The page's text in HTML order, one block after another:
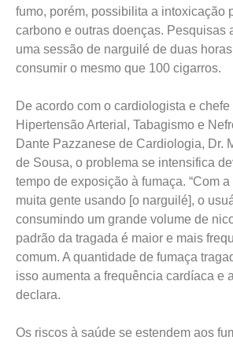
fumo, porém, possibilita a intoxicação
carbono e outras doenças. Pesquisas
uma sessão de narguilé de duas
consumir o mesmo que 100 cigarros.
De acordo com o cardiologista e
Hipertensão Arterial, Tabagismo e
Dante Pazzanese de Cardiologia, Dr.
de Sousa, o problema se intensifica
tempo de exposição à fumaça. “Com
muita gente usando [o narguilé], o
consumindo um grande volume de
padrão da tragada é maior e mais
comum. A quantidade de fumaça
isso aumenta a frequência cardíaca e
declara.
Os riscos à saúde se estendem aos